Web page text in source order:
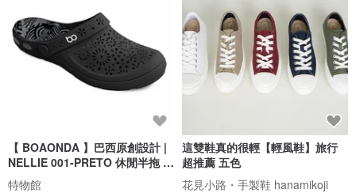
【 BOAONDA 】巴西原創設計 |
NELLIE 001-PRETO 休閒半拖 女
鞋
特物館
這雙鞋真的很輕【輕風鞋】旅行
超推薦 五色
花見小路・手製鞋 hanamikoji